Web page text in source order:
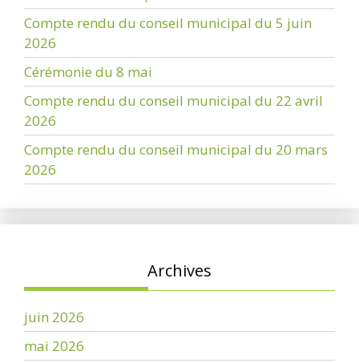
Compte rendu du conseil municipal du 5 juin
2026
Cérémonie du 8 mai
Compte rendu du conseil municipal du 22 avril
2026
Compte rendu du conseil municipal du 20 mars
2026
Archives
juin 2026
mai 2026